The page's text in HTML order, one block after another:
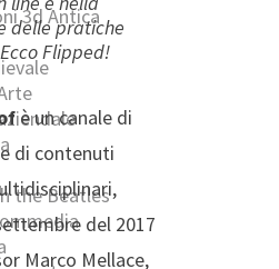
delle pratiche
Flipped!
è un canale di
di contenuti
del 2017
Marco Mellace,
3d Antica
the Beatles